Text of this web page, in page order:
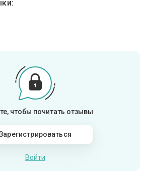
чтобы почитать отзывы
Войти